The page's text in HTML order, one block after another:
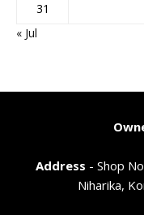
31
« Jul
Address - Shop
Niharika,